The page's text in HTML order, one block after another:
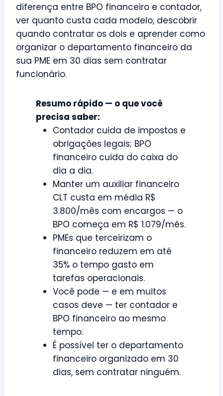
diferença entre BPO financeiro e contador,
ver quanto custa cada modelo, descobrir
quando contratar os dois e aprender como
organizar o departamento financeiro da
sua PME em 30 dias sem contratar
funcionário.
Resumo rápido — o que você
precisa saber:
Contador cuida de impostos e
obrigações legais; BPO
financeiro cuida do caixa do
dia a dia.
Manter um auxiliar financeiro
CLT custa em média R$
3.800/mês com encargos — o
BPO começa em R$ 1.079/mês.
PMEs que terceirizam o
financeiro reduzem em até
35% o tempo gasto em
tarefas operacionais.
Você pode — e em muitos
casos deve — ter contador e
BPO financeiro ao mesmo
tempo.
É possível ter o departamento
financeiro organizado em 30
dias, sem contratar ninguém.